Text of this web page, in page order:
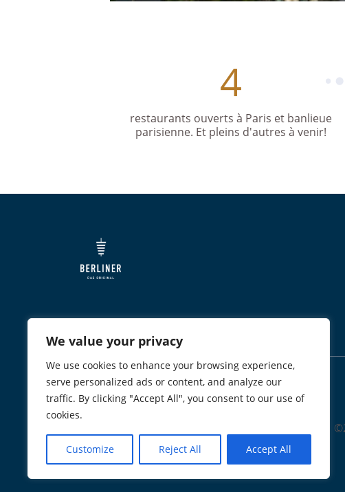
We value your privacy
We use cookies to enhance your browsing experience,
serve personalized ads or content, and analyze our
traffic. By clicking "Accept All", you consent to our use of
cookies.
Customize Reject All Accept All
4
restaurants ouverts à Paris et banlieue
parisienne. Et pleins d'autres à venir!